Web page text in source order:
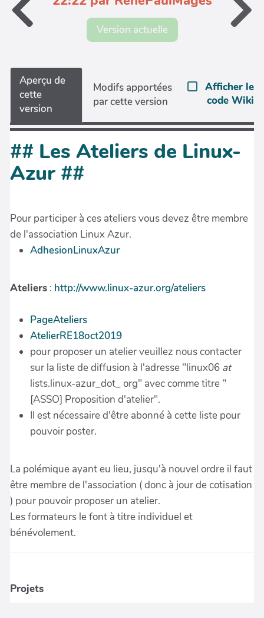
Version actuelle
Aperçu de
cette
version
Modifs apportées
par cette version
Afficher le
code Wiki